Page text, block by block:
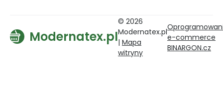
Modernatex.pl
© 2026
Modernatex.pl
| Mapa
witryny
e-commerce
BINARGON.cz